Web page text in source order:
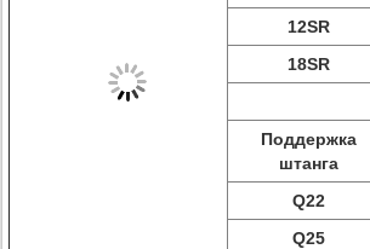
12SR
18SR
Поддержка
штанга
Q22
Q25